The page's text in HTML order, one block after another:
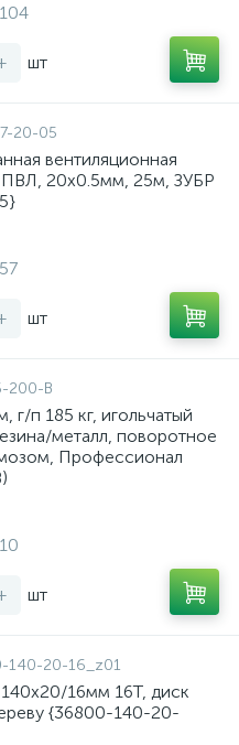
шт
20-05
вентиляционная
ПВЛ, 20х0.5мм, 25м, ЗУБР
шт
200-B
г/п 185 кг, игольчатый
металл, поворотное
Профессионал
шт
140-20-16_z01
140x20/16мм 16Т, диск
{36800-140-20-